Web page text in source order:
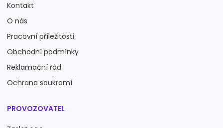
Kontakt
O nás
Pracovní příležitosti
Obchodní podmínky
Reklamační řád
Ochrana soukromí
PROVOZOVATEL